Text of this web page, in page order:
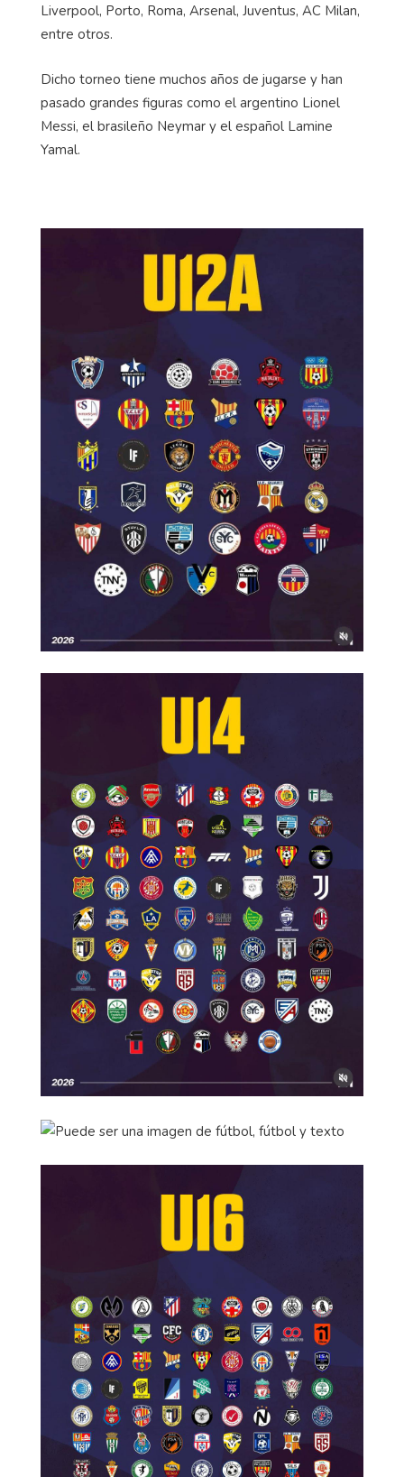
Liverpool, Porto, Roma, Arsenal, Juventus, AC Milan,
entre otros.
Dicho torneo tiene muchos años de jugarse y han
pasado grandes figuras como el argentino Lionel
Messi, el brasileño Neymar y el español Lamine
Yamal.